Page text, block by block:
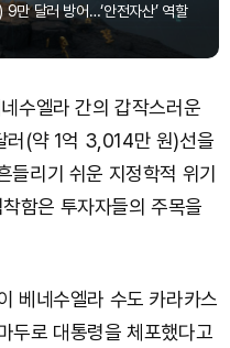
만 달러 방어…‘안전자산’ 역할
수엘라 간의 갑작스러운
러(약 1억 3,014만 원)선을
들리기 쉬운 지정학적 위기
함은 투자자들의 주목을
베네수엘라 수도 카라카스
두로 대통령을 체포했다고